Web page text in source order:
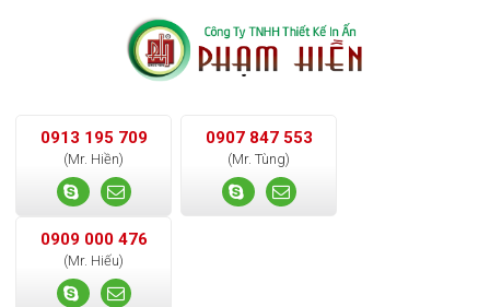
0913 195 709
(Mr. Hiền)
0907 847 553
(Mr. Tùng)
0909 000 476
(Mr. Hiếu)